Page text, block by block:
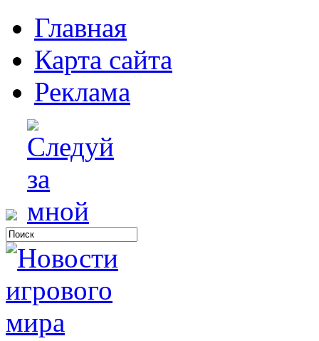
Главная
Карта сайта
Реклама